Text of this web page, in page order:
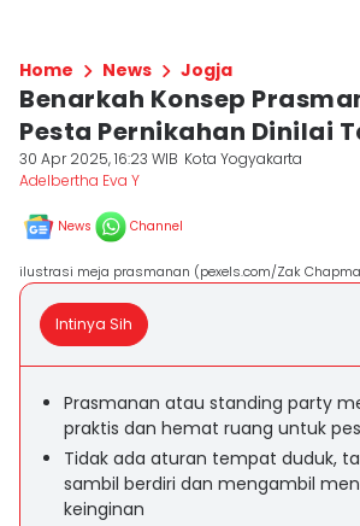
Home News Jogja
Benarkah Konsep
Pesta Pernikahan Dinilai
30 Apr 2025, 16:23 WIB Kota Yogyakarta
Adelbertha Eva Y
News Channel
ilustrasi meja prasmanan (pexels.com/Zak
Intinya Sih
Prasmanan atau standing party
praktis dan hemat ruang untuk
Tidak ada aturan tempat duduk,
sambil berdiri dan mengambil
keinginan